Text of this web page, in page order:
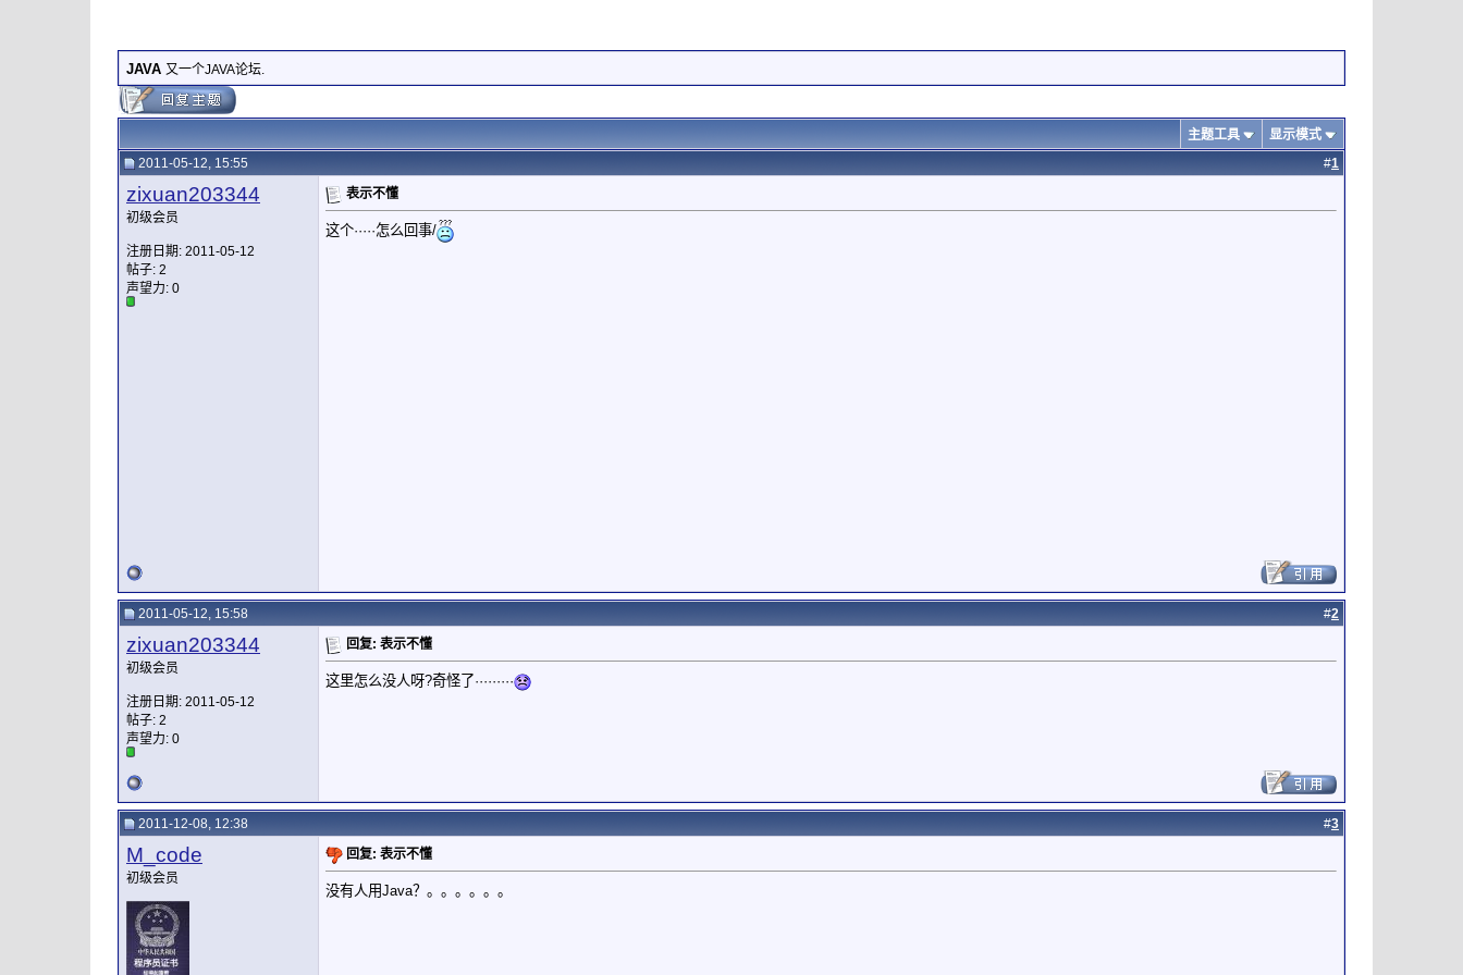
JAVA 又一个JAVA论坛.
主题工具
显示模式
2011-05-12, 15:55
#1
zixuan203344
初级会员
注册日期: 2011-05-12
帖子: 2
声望力: 0
表示不懂
这个·····怎么回事/
2011-05-12, 15:58 #2
zixuan203344
初级会员
注册日期: 2011-05-12
帖子: 2
声望力: 0
回复: 表示不懂
这里怎么没人呀?奇怪了·········
2011-12-08, 12:38 #3
M_code
初级会员
回复: 表示不懂
没有人用Java？。。。。。。